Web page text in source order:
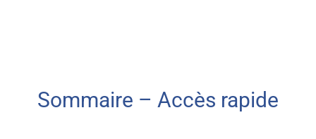
Sommaire – Accès rapide